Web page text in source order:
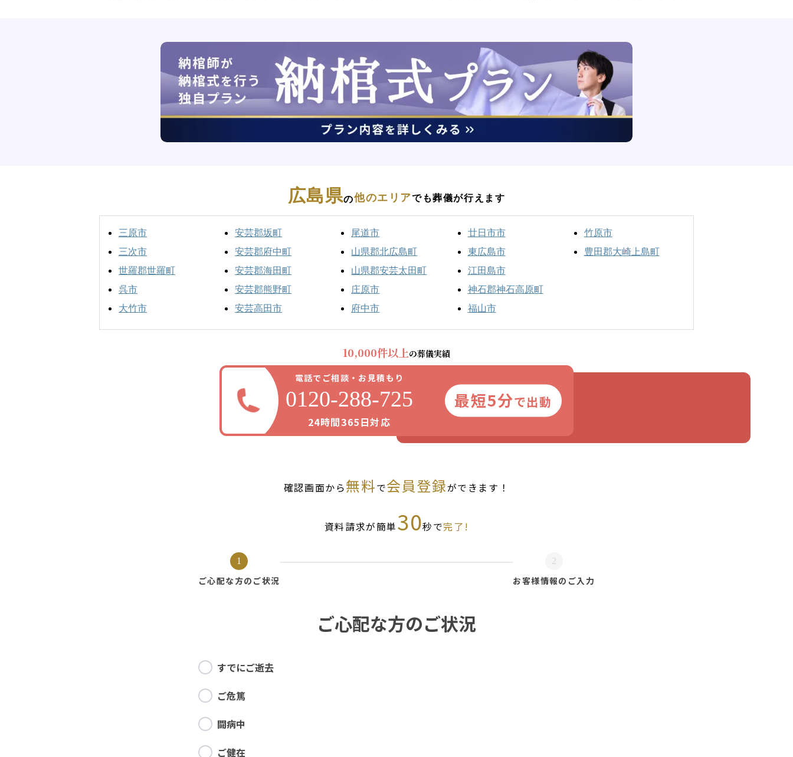
広島県の他のエリアでも葬儀が行えます
三原市
三次市
世羅郡世羅町
呉市
大竹市
安芸郡坂町
安芸郡府中町
安芸郡海田町
安芸郡熊野町
安芸高田市
尾道市
山県郡北広島町
山県郡安芸太田町
庄原市
府中市
廿日市市
東広島市
江田島市
神石郡神石高原町
福山市
竹原市
豊田郡大崎上島町
10,000件以上の葬儀実績
電話でご相談・お見積もり
0120-288-725
24時間365日対応
最短5分で出動
確認画面から無料で会員登録ができます！
資料請求が簡単30秒で完了!
1
ご心配な方の ご状況
2
お客様情報の ご入力
ご心配な方のご状況
すでにご逝去
ご危篤
闘病中
ご健在